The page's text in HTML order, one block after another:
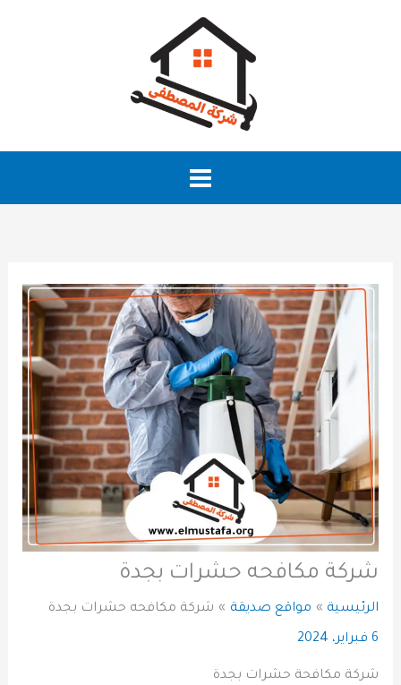
شركة مكافحه حشرات بجدة
الرئيسية مواقع صديقة شركة مكافحه حشرات بجدة
6 فبراير، 2024
شركة مكافحة حشرات بجدة